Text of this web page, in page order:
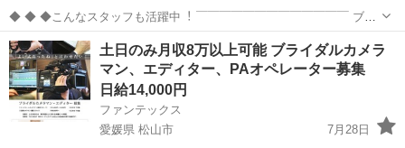
◆ ◆ ◆こんなスタッフも活躍中︕ ￣￣￣￣￣￣￣￣￣￣￣￣￣ ブラ
イダル業界は未経験でスタートしたという スタッフがほとんどです︕
カフェ・居酒屋等の飲⾷店／アパレル／事務 在宅ワーク／ホテル／運
送業／軽作業／ その...
沖縄 名護市 結婚式場
土日のみ月収8万以上可能 ブライダルカメラ
マン、エディター、PAオペレーター募集
日給14,000円
ファンテックス
愛媛県 松山市
7月28日